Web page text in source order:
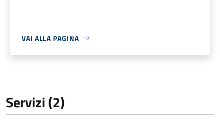
VAI ALLA PAGINA
Servizi (2)